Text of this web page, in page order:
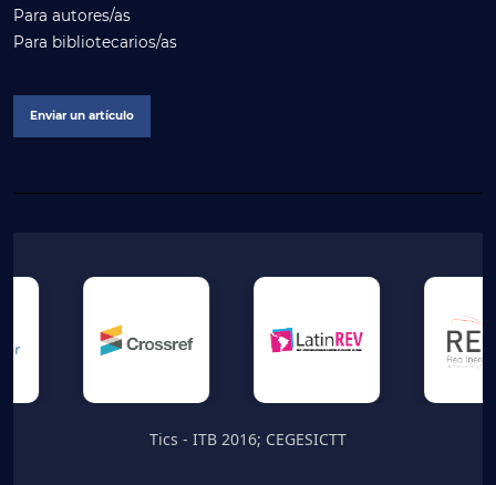
Para autores/as
Para bibliotecarios/as
Enviar un artículo
Tics - ITB 2016; CEGESICTT